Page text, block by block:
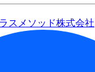
スメソッド株式会社